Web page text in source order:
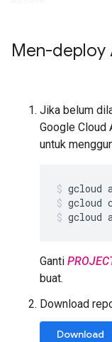
Men-deploy
Jika belum
Google Cloud
untuk
gcloud
gcloud
gcloud
Ganti
buat.
Download
Download